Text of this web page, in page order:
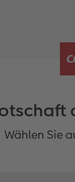
Wählen Sie